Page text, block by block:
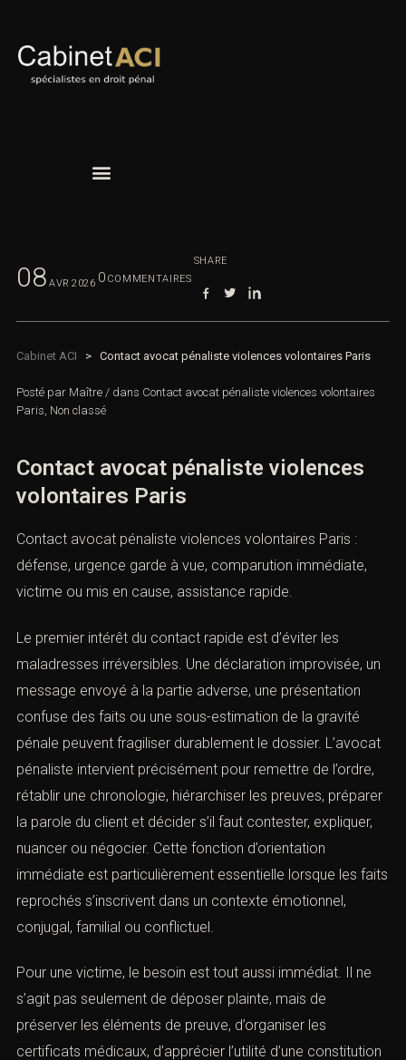
08 AVR 2026 0 COMMENTAIRES
SHARE
Cabinet ACI > Contact avocat pénaliste violences volontaires Paris
Posté par Maître / dans Contact avocat pénaliste violences volontaires
Paris Non classé
Contact avocat pénaliste violences
volontaires Paris
Contact avocat pénaliste violences volontaires Paris :
défense, urgence garde à vue, comparution immédiate,
victime ou mis en cause, assistance rapide.
Le premier intérêt du contact rapide est d’éviter les
maladresses irréversibles. Une déclaration improvisée,
un message envoyé à la partie adverse, une
présentation confuse des faits ou une sous-estimation
de la gravité pénale peuvent fragiliser durablement le
dossier. L’avocat pénaliste intervient précisément pour
remettre de l’ordre, rétablir une chronologie, hiérarchiser
les preuves, préparer la parole du client et décider s’il
faut contester, expliquer, nuancer ou négocier. Cette
fonction d’orientation immédiate est particulièrement
essentielle lorsque les faits reprochés s’inscrivent dans
un contexte émotionnel, conjugal, familial ou conflictuel.
Pour une victime, le besoin est tout aussi immédiat. Il ne
s’agit pas seulement de déposer plainte, mais de
préserver les éléments de preuve, d’organiser les
certificats médicaux, d’apprécier l’utilité d’une